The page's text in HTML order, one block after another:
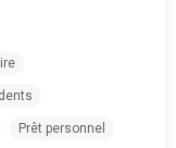
Prêt personnel